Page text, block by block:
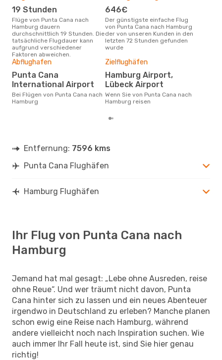
19 Stunden
Flüge von Punta Cana nach
Hamburg dauern
durchschnittlich 19 Stunden. Die
tatsächliche Flugdauer kann
aufgrund verschiedener
Faktoren abweichen.
646€
Der günstigste einfache Flug
von Punta Cana nach Hamburg
der von unseren Kunden in den
letzten 72 Stunden gefunden
wurde
Abflughafen
Punta Cana
International Airport
Bei Flügen von Punta Cana nach
Hamburg
Zielflughäfen
Hamburg Airport,
Lübeck Airport
Wenn Sie von Punta Cana nach
Hamburg reisen
Entfernung: 7596 kms
Punta Cana Flughäfen
Hamburg Flughäfen
Ihr Flug von Punta Cana nach
Hamburg
Jemand hat mal gesagt: „Lebe ohne Ausreden, reise
ohne Reue“. Und wer träumt nicht davon, Punta
Cana hinter sich zu lassen und ein neues Abenteuer
irgendwo in Deutschland zu erleben? Manche planen
schon ewig eine Reise nach Hamburg, während
andere vielleicht noch nach Inspiration suchen. Wie
auch immer Ihr Fall heute ist, sind Sie hier genau
richtig!